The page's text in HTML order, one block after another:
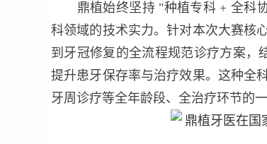
鼎植始终坚持 "种植专科 + 全科协
科领域的技术实力。针对本次大赛核
到牙冠修复的全流程规范诊疗方案，
提升患牙保存率与治疗效果。这种全
牙周诊疗等全年龄段、全治疗环节的一